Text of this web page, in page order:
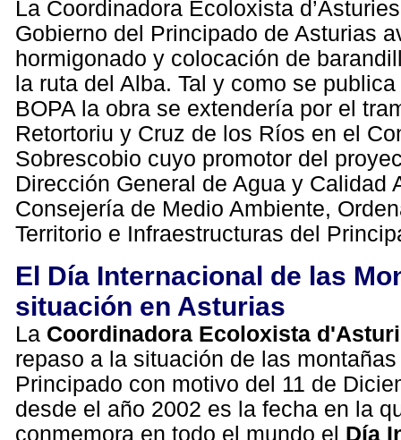
La Coordinadora Ecoloxista
Gobierno del Principado de Asturias
hormigonado y colocación de
la ruta del Alba. Tal y como se
BOPA la obra se extendería por el
Retortoriu y Cruz de los Ríos en el
Sobrescobio cuyo promotor del
Dirección General de Agua y Calidad
Consejería de Medio Ambiente,
Territorio e Infraestructuras del
El Día Internacional de las
situación en Asturias
La Coordinadora Ecoloxista
repaso a la situación de las
Principado con motivo del 11 de
desde el año 2002 es la fecha en la
conmemora en todo el mundo el Día